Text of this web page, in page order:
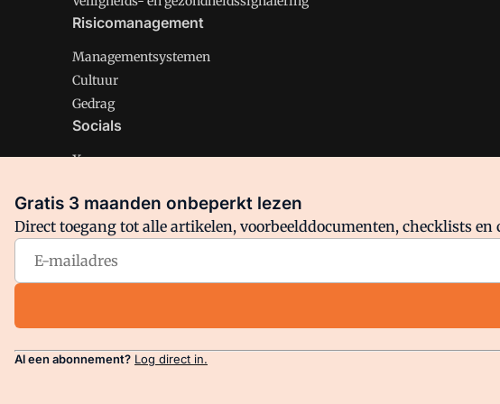
Risicomanagement
Managementsystemen
Cultuur
Gedrag
Socials
X
Facebook
Arbo is onderdeel van VMN media. Lees inons manifestwaar VMN
Gratis 3 maanden onbeperkt lezen
Direct toegang tot alle artikelen, voorbeelddocumenten, checklists en
Al een abonnement? Log direct in.